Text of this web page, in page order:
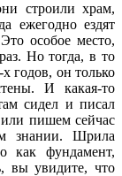
строили храм,
ежегодно ездят
особое место,
Но тогда, в то
годов, он только
И какая-то
сидел и писал
пишем сейчас
знании. Шрила
как фундамент,
вы увидите, что